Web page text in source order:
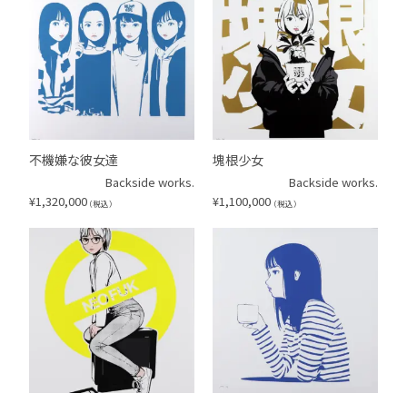
不機嫌な彼女達
Backside works.
¥1,320,000 （税込）
塊根少女
Backside works.
¥1,100,000 （税込）